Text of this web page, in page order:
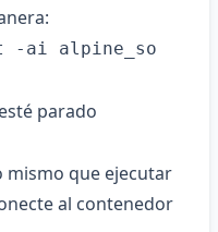
-ai alpine_so
parado
mismo que ejecutar
al contenedor